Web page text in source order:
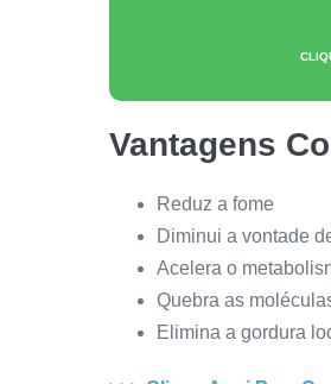
Vantagens
Reduz a fome
Diminui a vontade
Acelera o
Quebra as
Elimina a gordura